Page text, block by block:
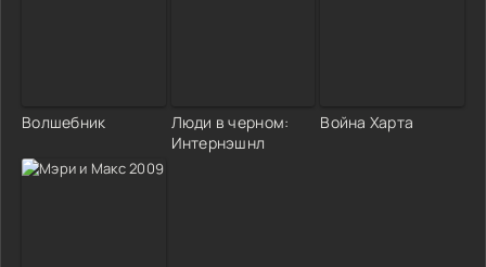
Волшебник
Люди в черном:
Интернэшнл
Война Харта